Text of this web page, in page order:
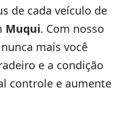
de cada veículo de
Muqui. Com nosso
mais você
e a condição
controle e aumente